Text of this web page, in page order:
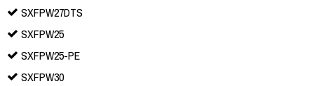
SXFPW27DTS
SXFPW25
SXFPW25-PE
SXFPW30